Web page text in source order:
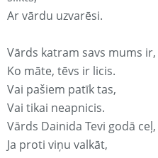
Ar vārdu uzvarēsi.
Vārds katram savs mums ir,
Ko māte, tēvs ir licis.
Vai pašiem patīk tas,
Vai tikai neapnicis.
Vārds Dainida Tevi godā ceļ,
Ja proti viņu valkāt,